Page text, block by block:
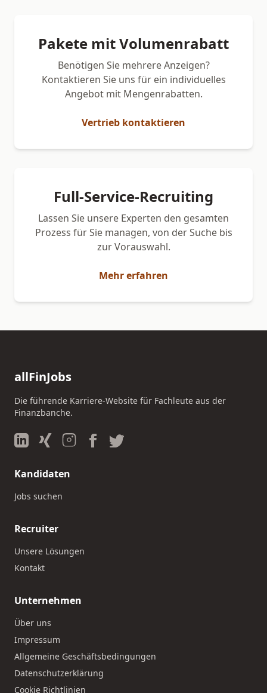
Pakete mit Volumenrabatt
Benötigen Sie mehrere Anzeigen?
Kontaktieren Sie uns für ein individuelles
Angebot mit Mengenrabatten.
Vertrieb kontaktieren
Full-Service-Recruiting
Lassen Sie unsere Experten den gesamten
Prozess für Sie managen, von der Suche bis
zur Vorauswahl.
Mehr erfahren
allFinJobs
Die führende Karriere-Website für Fachleute aus der
Finanzbanche.
Kandidaten
Jobs suchen
Recruiter
Unsere Lösungen
Kontakt
Unternehmen
Über uns
Impressum
Allgemeine Geschäftsbedingungen
Datenschutzerklärung
Cookie Richtlinien